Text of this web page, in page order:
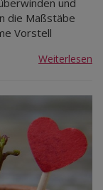
und
die Maßstäbe
Vorstell
Weiterlesen